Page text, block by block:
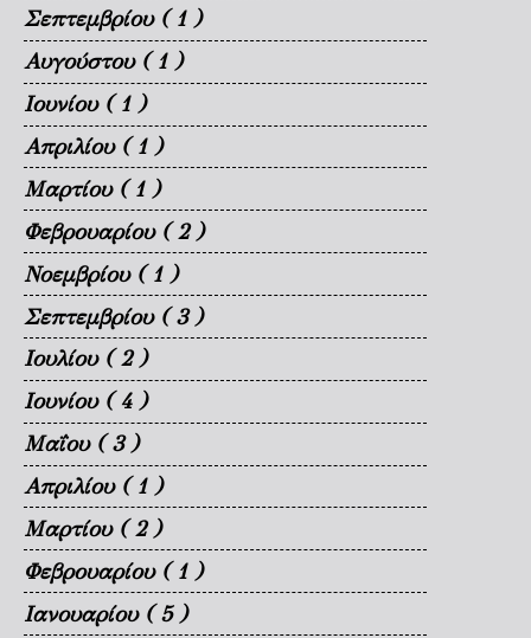
Σεπτεμβρίου ( 1 )
Αυγούστου ( 1 )
Ιουνίου ( 1 )
Απριλίου ( 1 )
Μαρτίου ( 1 )
Φεβρουαρίου ( 2 )
Νοεμβρίου ( 1 )
Σεπτεμβρίου ( 3 )
Ιουλίου ( 2 )
Ιουνίου ( 4 )
Μαΐου ( 3 )
Απριλίου ( 1 )
Μαρτίου ( 2 )
Φεβρουαρίου ( 1 )
Ιανουαρίου ( 5 )